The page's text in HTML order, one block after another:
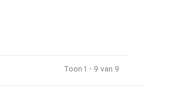
Toon 1 - 9 van 9